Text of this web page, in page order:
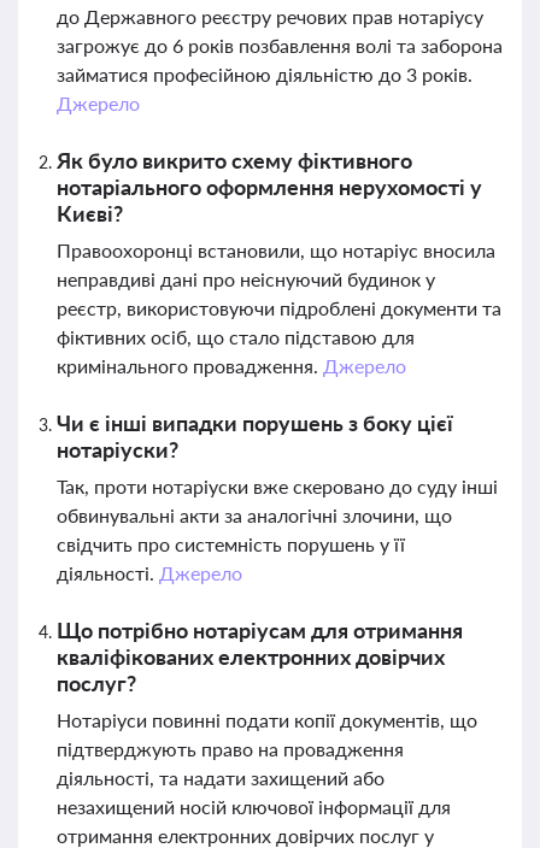
до Державного реєстру речових прав нотаріусу
загрожує до 6 років позбавлення волі та заборона
займатися професійною діяльністю до 3 років.
Джерело
Як було викрито схему фіктивного
нотаріального оформлення нерухомості у
Києві?
Правоохоронці встановили, що нотаріус вносила
неправдиві дані про неіснуючий будинок у
реєстр, використовуючи підроблені документи та
фіктивних осіб, що стало підставою для
кримінального провадження. Джерело
Чи є інші випадки порушень з боку цієї
нотаріуски?
Так, проти нотаріуски вже скеровано до суду інші
обвинувальні акти за аналогічні злочини, що
свідчить про системність порушень у її
діяльності. Джерело
Що потрібно нотаріусам для отримання
кваліфікованих електронних довірчих
послуг?
Нотаріуси повинні подати копії документів, що
підтверджують право на провадження
діяльності, та надати захищений або
незахищений носій ключової інформації для
отримання електронних довірчих послуг у